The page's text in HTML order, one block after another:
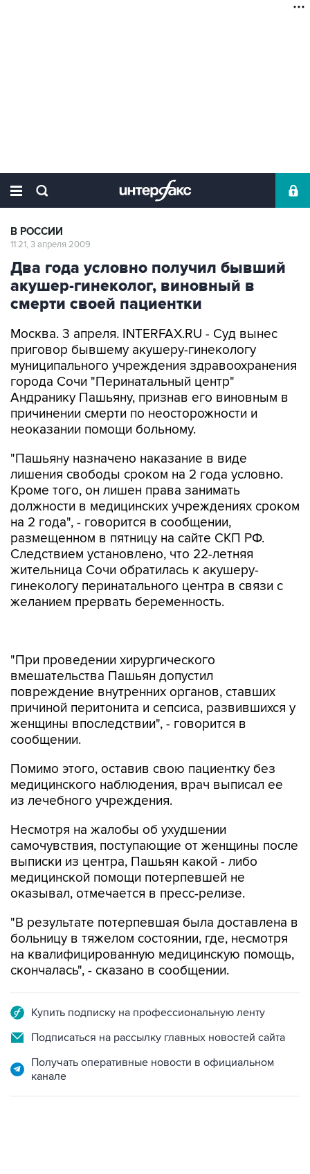
В РОССИИ
11:21, 3 апреля 2009
Два года условно получил бывший
акушер-гинеколог, виновный в
смерти своей пациентки
Москва. 3 апреля. INTERFAX.RU - Суд вынес
приговор бывшему акушеру-гинекологу
муниципального учреждения здравоохранения
города Сочи "Перинатальный центр"
Андранику Пашьяну, признав его виновным в
причинении смерти по неосторожности и
неоказании помощи больному.
"Пашьяну назначено наказание в виде
лишения свободы сроком на 2 года условно.
Кроме того, он лишен права занимать
должности в медицинских учреждениях сроком
на 2 года", - говорится в сообщении,
размещенном в пятницу на сайте СКП РФ.
Следствием установлено, что 22-летняя
жительница Сочи обратилась к акушеру-
гинекологу перинатального центра в связи с
желанием прервать беременность.
"При проведении хирургического
вмешательства Пашьян допустил
повреждение внутренних органов, ставших
причиной перитонита и сепсиса, развившихся у
женщины впоследствии", - говорится в
сообщении.
Помимо этого, оставив свою пациентку без
медицинского наблюдения, врач выписал ее
из лечебного учреждения.
Несмотря на жалобы об ухудшении
самочувствия, поступающие от женщины после
выписки из центра, Пашьян какой - либо
медицинской помощи потерпевшей не
оказывал, отмечается в пресс-релизе.
"В результате потерпевшая была доставлена в
больницу в тяжелом состоянии, где, несмотря
на квалифицированную медицинскую помощь,
скончалась", - сказано в сообщении.
Купить подписку на профессиональную ленту
Подписаться на рассылку главных новостей сайта
Получать оперативные новости в официальном
канале